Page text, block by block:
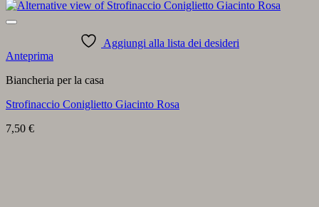
Aggiungi alla lista dei desideri
Anteprima
Biancheria per la casa
Strofinaccio Coniglietto Giacinto Rosa
7,50 €